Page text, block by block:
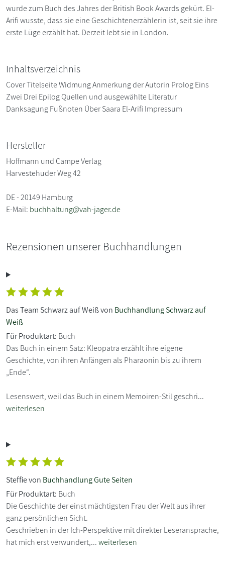
wurde zum Buch des Jahres der British Book Awards gekürt. El-
Arifi wusste, dass sie eine Geschichtenerzählerin ist, seit sie ihre
erste Lüge erzählt hat. Derzeit lebt sie in London.
Inhaltsverzeichnis
Cover Titelseite Widmung Anmerkung der Autorin Prolog Eins
Zwei Drei Epilog Quellen und ausgewählte Literatur
Danksagung Fußnoten Über Saara El-Arifi Impressum
Hersteller
Hoffmann und Campe Verlag
Harvestehuder Weg 42
DE - 20149 Hamburg
E-Mail: buchhaltung@vah-jager.de
Rezensionen unserer Buchhandlungen
Das Team Schwarz auf Weiß von Buchhandlung Schwarz auf
Weiß
Für Produktart: Buch
Das Buch in einem Satz: Kleopatra erzählt ihre eigene
Geschichte, von ihren Anfängen als Pharaonin bis zu ihrem
„Ende“.
Lesenswert, weil das Buch in einem Memoiren-Stil geschri...
weiterlesen
Steffie von Buchhandlung Gute Seiten
Für Produktart: Buch
Die Geschichte der einst mächtigsten Frau der Welt aus ihrer
ganz persönlichen Sicht.
Geschrieben in der Ich-Perspektive mit direkter Leseransprache,
hat mich erst verwundert,...weiterlesen